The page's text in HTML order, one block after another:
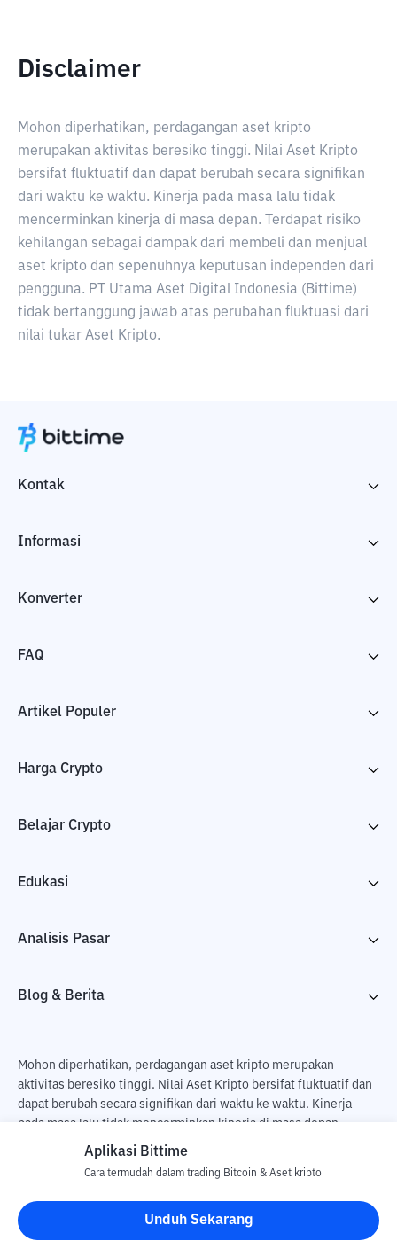
Disclaimer
Mohon diperhatikan, perdagangan aset kripto
merupakan aktivitas beresiko tinggi. Nilai Aset Kripto
bersifat fluktuatif dan dapat berubah secara signifikan
dari waktu ke waktu. Kinerja pada masa lalu tidak
mencerminkan kinerja di masa depan. Terdapat risiko
kehilangan sebagai dampak dari membeli dan menjual
aset kripto dan sepenuhnya keputusan independen dari
pengguna. PT Utama Aset Digital Indonesia (Bittime)
tidak bertanggung jawab atas perubahan fluktuasi dari
nilai tukar Aset Kripto.
Kontak
Informasi
Konverter
FAQ
Artikel Populer
Harga Crypto
Belajar Crypto
Edukasi
Analisis Pasar
Blog & Berita
Mohon diperhatikan, perdagangan aset kripto merupakan
aktivitas beresiko tinggi. Nilai Aset Kripto bersifat fluktuatif dan
dapat berubah secara signifikan dari waktu ke waktu. Kinerja
pada masa lalu tidak mencerminkan kinerja di masa depan.
Terdapat risiko kehilangan sebagai dampak dari membeli dan
pengguna. PT Utama Aset Digital Indonesia (Bittime) tidak
bertanggung jawab atas perubahan fluktuasi dari nilai tukar Aset
Kripto.
Aplikasi Bittime
Cara termudah dalam trading Bitcoin & Aset kripto
Unduh Sekarang